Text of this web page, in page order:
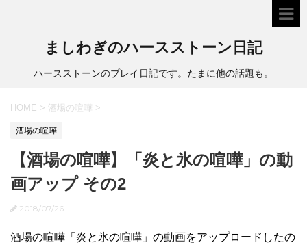
ましわぎのハースストーン日記
ハースストーンのプレイ日記です。たまに他の話題も。
HOME > 酒場の喧嘩 >
酒場の喧嘩
【酒場の喧嘩】「炎と氷の喧嘩」の動
画アップ その2
2018/07/26
酒場の喧嘩「炎と氷の喧嘩」の動画をアップロードしたの